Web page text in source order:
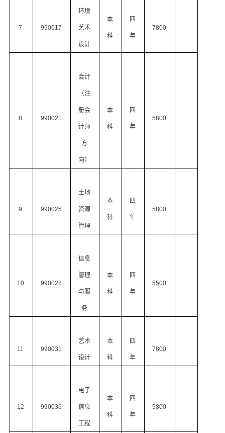
7 990017
环境
艺术
设计
本
科
四
年
7800
8 990021
会计
（注
册会
计师
方
向）
本
科
四
年
5800
9 990025
土地
资源
管理
本
科
四
年
5800
10 990028
信息
管理
与服
务
本
科
四
年
5500
11 990031
艺术
设计
本
科
四
年
7800
12 990036
电子
信息
工程
本
科
四
年
5800